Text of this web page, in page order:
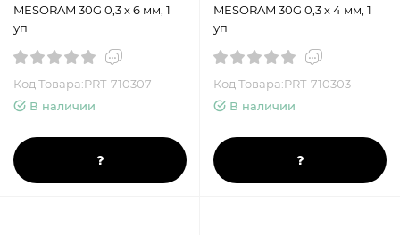
MESORAM 30G 0,3 х 6 мм, 1
уп
Код Товара:PRT-710307
В наличии
MESORAM 30G 0,3 х 4 мм, 1
уп
Код Товара:PRT-710303
В наличии